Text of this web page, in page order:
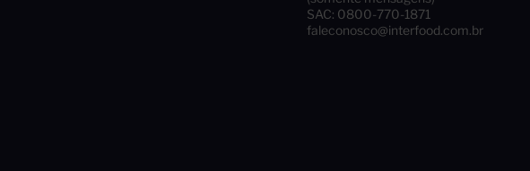
SAC: 0800-770-1871
faleconosco@interfood.com.br